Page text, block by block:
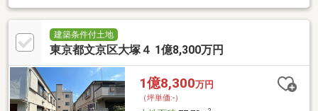
便性を兼ね備えた人気のエリア□■□■□■□■□■□■□■□■□■ご見学予
約承っております！！お気軽にご連絡下さい！！
□■□■□■□■□■□■□■□■□■▲文京住販株式会社▲文京区を中心に地
元で密着♪(隣接区や都心エリア・城南エリアもご案内中）お気軽
建築条件付土地
東京都文京区大塚４ 1億8,300万円
1億8,300万円
（坪単価:-）